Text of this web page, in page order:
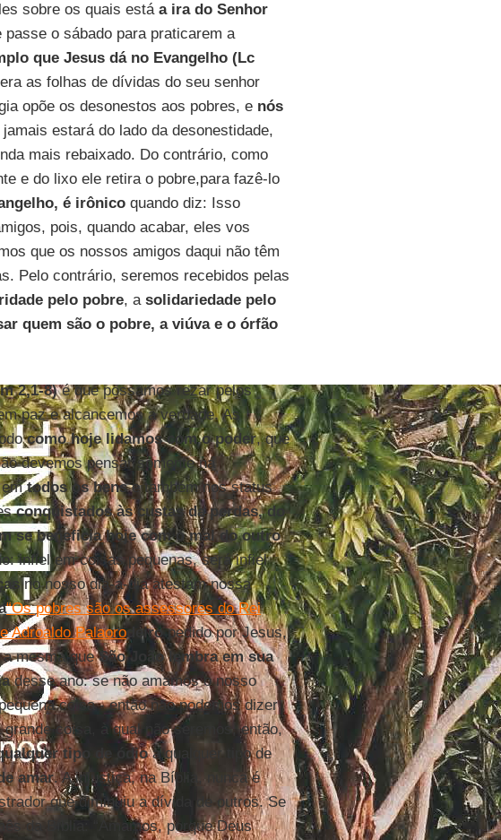
sobre os quais está a ira do Senhor
passe o sábado para praticarem a
que Jesus dá no Evangelho (Lc
as folhas de dívidas do seu senhor
opõe os desonestos aos pobres, e nós
estará do lado da desonestidade,
mais rebaixado. Do contrário, como
e do lixo ele retira o pobre,para fazê-lo
é irônicoquando diz: Isso
pois, quando acabar, eles vos
que os nossos amigos daqui não têm
Pelo contrário, seremos recebidos pelas
pelo pobre, a solidariedade pelo
quem são o pobre, a viúva e o órfão
2,1-8)é que possamos rezar pelos
paz e alcancemos a verdade. As
como hoje lidamos com o poder, que
devemos pensar somente na
todos os bense também nos status
conquistados às custas da perdas, do
se beneficia hoje com o mal do outro
infiel em coisas pequenas, será infiel
no nosso dia-a-dia atestam nossa
“Os pobres são os assessores do Rei
Adroaldo Palaorodeiropedido por Jesus,
a mesma queSão João lembra em sua
desse ano: se não amamos o nosso
coisa - então não podemos dizer
coisa, à qual não seremos, então,
tipo de ódioa qualquer tipo de
amar. A injustiça, na Bíblia, nunca é
que diminuiu a dívida de outros. Se
da Bíblia: “Amamos, porque Deus